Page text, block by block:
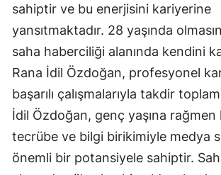
sahiptir ve bu enerjisini kariyerine
yansıtmaktadır. 28 yaşında
saha haberciliği alanında kendini
Rana İdil Özdoğan, profesyonel
başarılı çalışmalarıyla takdir
İdil Özdoğan, genç yaşına rağmen
tecrübe ve bilgi birikimiyle medya
önemli bir potansiyele sahiptir.